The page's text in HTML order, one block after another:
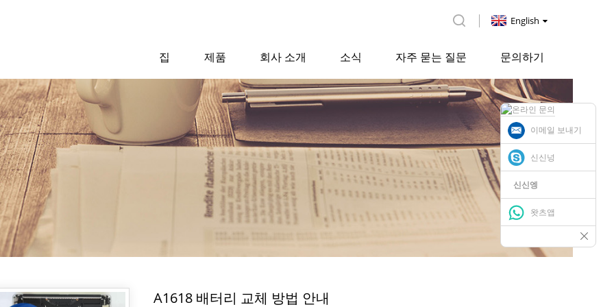
집 제품 회사 소개 소식 자주 묻는 질문 문의하기
English
A1618 배터리 교체 방법 안내
이메일 보내기
신신넝
신신엥
왓츠앱